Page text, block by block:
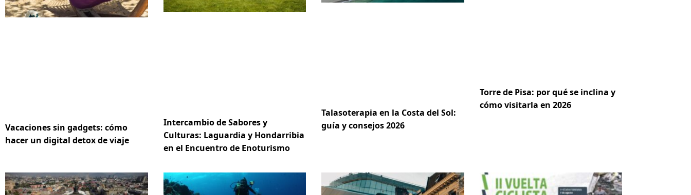
Vacaciones sin gadgets: cómo
hacer un digital detox de viaje
Intercambio de Sabores y
Culturas: Laguardia y Hondarribia
en el Encuentro de Enoturismo
Talasoterapia en la Costa del Sol:
guía y consejos 2026
Torre de Pisa: por qué se inclina y
cómo visitarla en 2026